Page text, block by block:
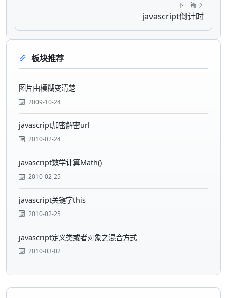
下一篇
javascript倒计时
板块推荐
图片由模糊变清楚
2009-10-24
javascript加密解密url
2010-02-24
javascript数学计算Math()
2010-02-25
javascript关键字this
2010-02-25
javascript定义类或者对象之混合方式
2010-03-02